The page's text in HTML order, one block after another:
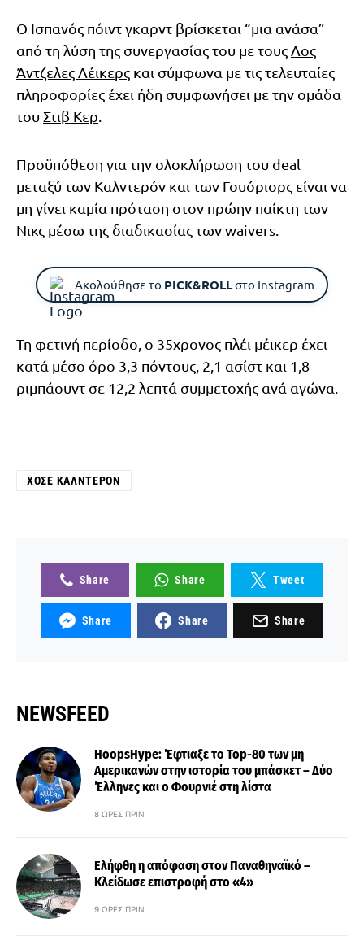
Ο Ισπανός πόιντ γκαρντ βρίσκεται “μια ανάσα”
από τη λύση της συνεργασίας του με τους Λος
Άντζελες Λέικερς και σύμφωνα με τις τελευταίες
πληροφορίες έχει ήδη συμφωνήσει με την ομάδα
του Στιβ Κερ
Προϋπόθεση για την ολοκλήρωση του deal
μεταξύ των Καλντερόν και των Γουόριορς είναι να
μη γίνει καμία πρόταση στον πρώην παίκτη των
Νικς μέσω της διαδικασίας των waivers.
Ακολούθησε το PICK&ROLLστο Instagram
Τη φετινή περίοδο, ο 35χρονος πλέι μέικερ έχει
κατά μέσο όρο 3,3 πόντους, 2,1 ασίστ και 1,8
ριμπάουντ σε 12,2 λεπτά συμμετοχής ανά αγώνα.
ΧΟΣΈ ΚΑΛΝΤΕΡΌΝ
Share Share Tweet
Share Share Share
NEWSFEED
HoopsHype: Έφτιαξε το Top-80 των μη
Αμερικανών στην ιστορία του μπάσκετ – Δύο
Έλληνες και ο Φουρνιέ στη λίστα
8 ΏΡΕΣ ΠΡΙΝ
Ελήφθη η απόφαση στον Παναθηναϊκό –
Κλείδωσε επιστροφή στο «4»
9 ΏΡΕΣ ΠΡΙΝ